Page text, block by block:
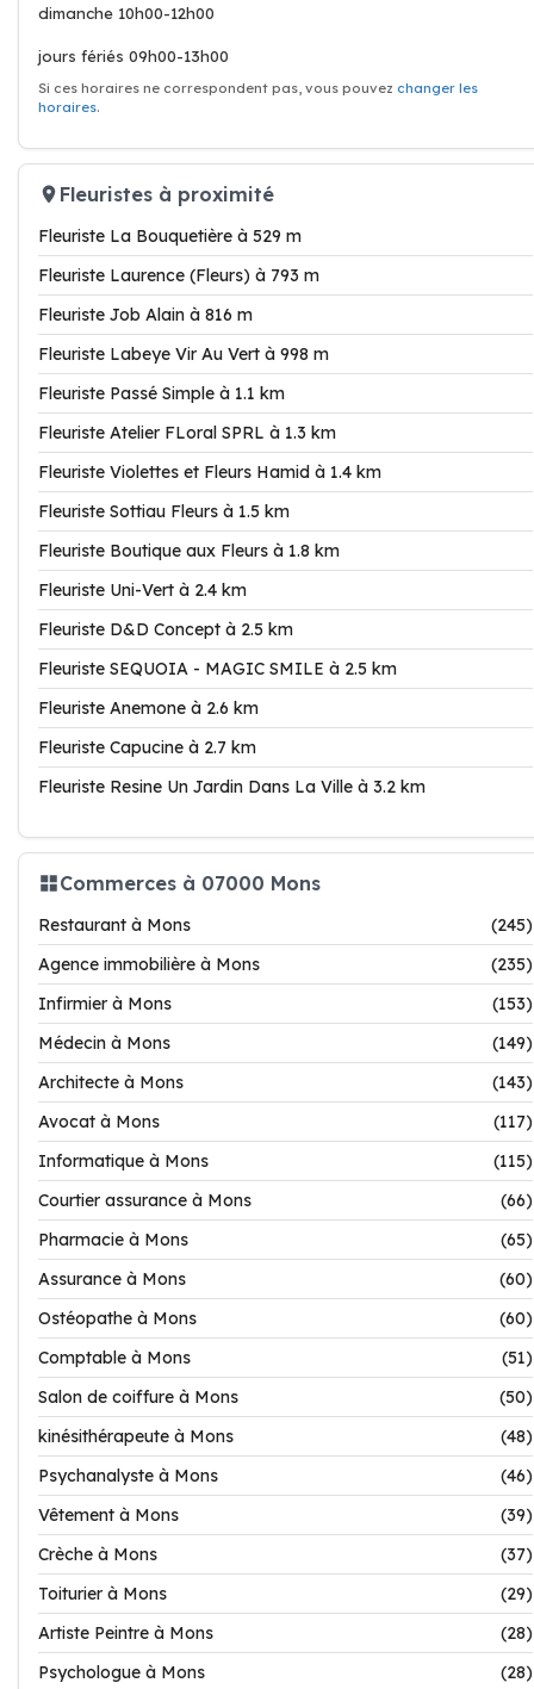
dimanche 10h00-12h00
jours fériés 09h00-13h00
Si ces horaires ne correspondent pas, vous pouvez changer les
horaires.
Fleuristes à proximité
Fleuriste La Bouquetière à 529 m
Fleuriste Laurence (Fleurs) à 793 m
Fleuriste Job Alain à 816 m
Fleuriste Labeye Vir Au Vert à 998 m
Fleuriste Passé Simple à 1.1 km
Fleuriste Atelier FLoral SPRL à 1.3 km
Fleuriste Violettes et Fleurs Hamid à 1.4 km
Fleuriste Sottiau Fleurs à 1.5 km
Fleuriste Boutique aux Fleurs à 1.8 km
Fleuriste Uni-Vert à 2.4 km
Fleuriste D&D Concept à 2.5 km
Fleuriste SEQUOIA - MAGIC SMILE à 2.5 km
Fleuriste Anemone à 2.6 km
Fleuriste Capucine à 2.7 km
Fleuriste Resine Un Jardin Dans La Ville à 3.2 km
Commerces à 07000 Mons
Restaurant à Mons
(245)
Agence immobilière à Mons
(235)
Infirmier à Mons
(153)
Médecin à Mons
(149)
Architecte à Mons
(143)
Avocat à Mons
(117)
Informatique à Mons
(115)
Courtier assurance à Mons
(66)
Pharmacie à Mons
(65)
Assurance à Mons
(60)
Ostéopathe à Mons
(60)
Comptable à Mons
(51)
Salon de coiffure à Mons
(50)
kinésithérapeute à Mons
(48)
Psychanalyste à Mons
(46)
Vêtement à Mons
(39)
Crèche à Mons
(37)
Toiturier à Mons
(29)
Artiste Peintre à Mons
(28)
Psychologue à Mons
(28)